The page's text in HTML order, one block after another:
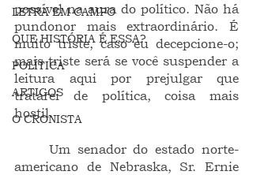
LETRA EM CAMPO
QUE HISTÓRIA É ESSA?
POLÍTICA
ARTIGOS
O CRONISTA
possível na aura do político. Não há
pundonor mais extraordinário. É
muito triste, caso eu decepcione-o;
mais triste será se você suspender a
leitura aqui por prejulgar que
tratarei de política, coisa mais
hostil.
americano de Nebraska, Sr. Ernie